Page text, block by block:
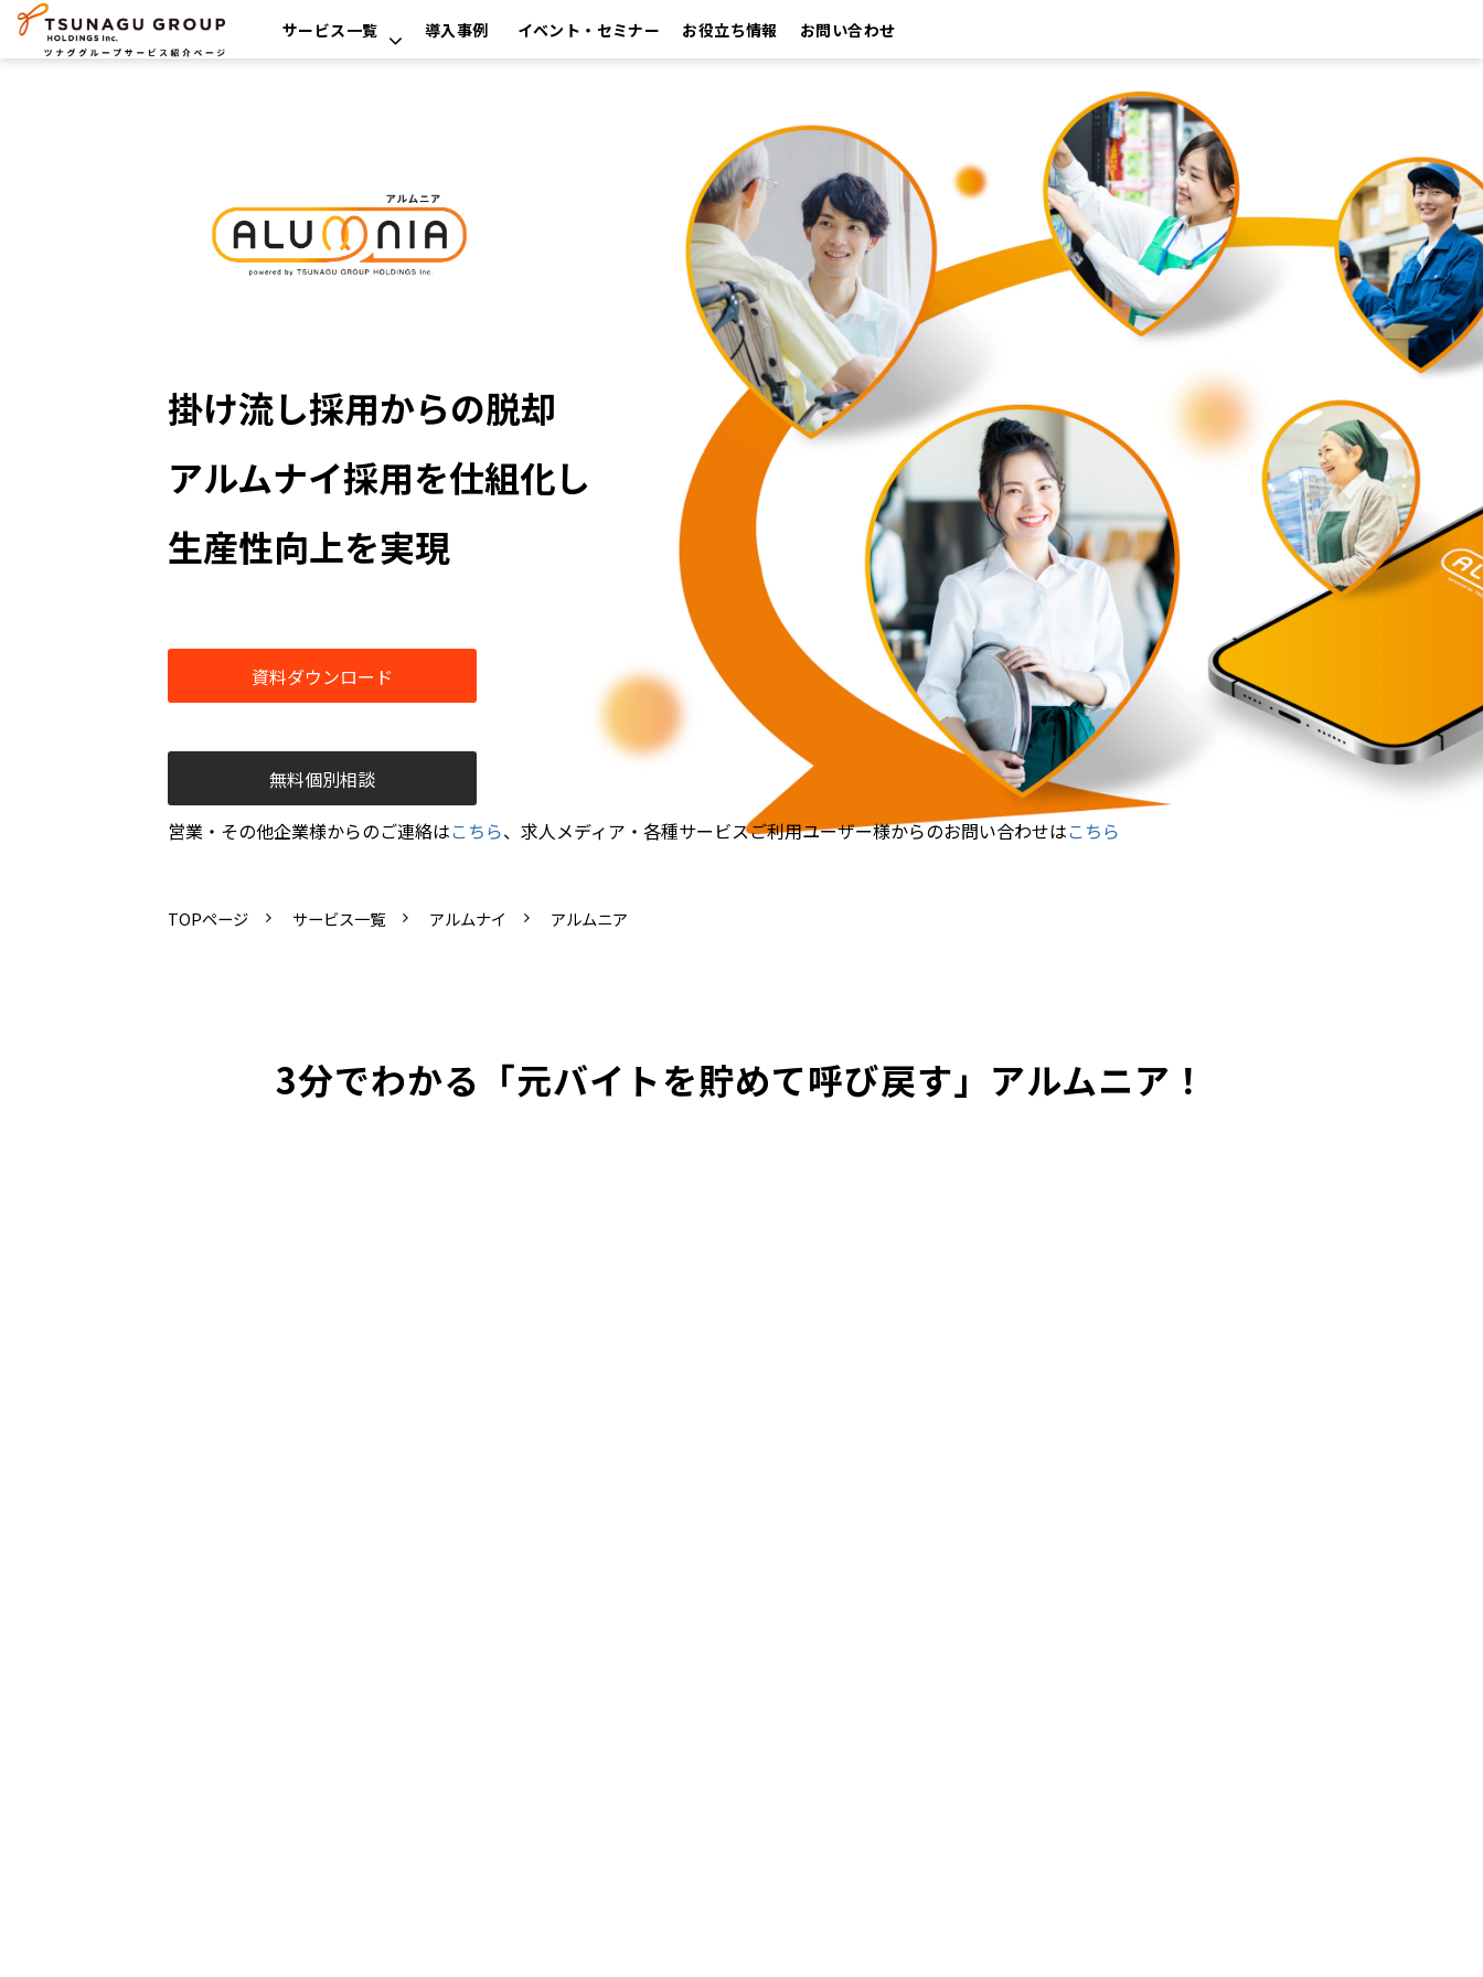
サービス一覧 導入事例 イベント・セミナー お役立ち情報 お問い合わせ
掛け流し採用からの脱却​
アルムナイ採用を仕組化し
生産性向上を実現​
資料ダウンロード
無料個別相談
営業・その他企業様からのご連絡はこちら、求人メディア・各種サービスご利用ユーザー様からのお問い合わせはこちら
TOPページ サービス一覧 アルムナイ アルムニア
3分でわかる「元バイトを貯めて呼び戻す」アルムニア！